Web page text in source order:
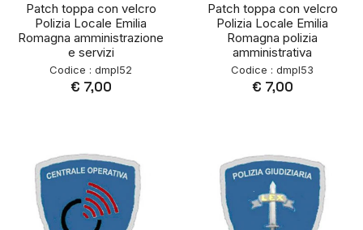
Patch toppa con velcro
Polizia Locale Emilia
Romagna amministrazione
e servizi
Codice : dmpl52
€ 7,00
Patch toppa con velcro
Polizia Locale Emilia
Romagna polizia
amministrativa
Codice : dmpl53
€ 7,00